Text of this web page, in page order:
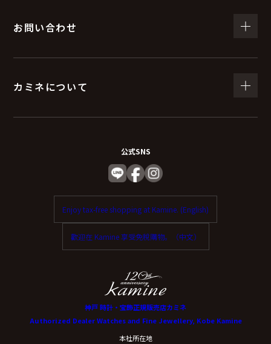
お問い合わせ
カミネについて
公式SNS
Enjoy tax-free shopping at Kamine. (English)
歡迎在 Kamine 享受免稅購物。（中文）
神戸 時計・宝飾正規販売店カミネ
Authorized Dealer Watches and Fine Jewellery, Kobe Kamine
本社所在地